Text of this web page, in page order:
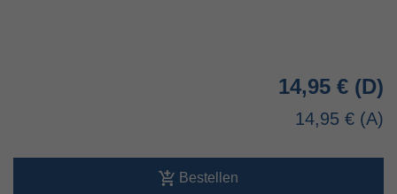
14,95 €
14,95 €
Bestellen